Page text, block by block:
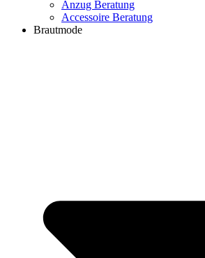
Anzug Beratung
Accessoire Beratung
Brautmode